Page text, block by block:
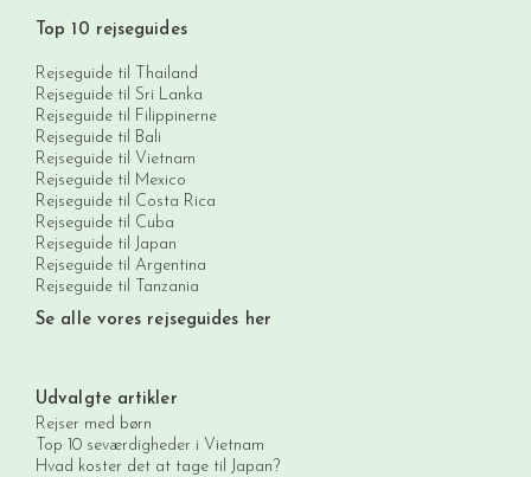
Top 10 rejseguides
Rejseguide til Thailand
Rejseguide til Sri Lanka
Rejseguide til Filippinerne
Rejseguide til Bali
Rejseguide til Vietnam
Rejseguide til Mexico
Rejseguide til Costa Rica
Rejseguide til Cuba
Rejseguide til Japan
Rejseguide til Argentina
Rejseguide til Tanzania
Se alle vores rejseguides her
Udvalgte artikler
Rejser med børn
Top 10 seværdigheder i Vietnam
Hvad koster det at tage til Japan?